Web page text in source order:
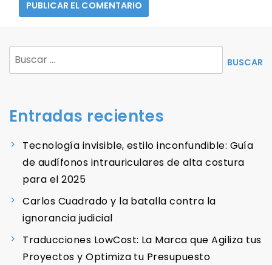
Buscar:
Entradas recientes
Tecnología invisible, estilo inconfundible: Guía
de audífonos intrauriculares de alta costura
para el 2025
Carlos Cuadrado y la batalla contra la
ignorancia judicial
Traducciones LowCost: La Marca que Agiliza tus
Proyectos y Optimiza tu Presupuesto